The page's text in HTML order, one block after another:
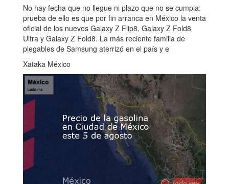
No hay fecha que no llegue ni plazo que no se cumpla:
prueba de ello es que por fin arranca en México la venta
oficial de los nuevos Galaxy Z Flip8, Galaxy Z Fold8
Ultra y Galaxy Z Fold8. La más reciente familia de
plegables de Samsung aterrizó en el país y e
Xataka México